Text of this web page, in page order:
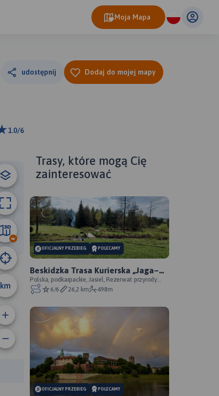
Moja Mapa
udostępnij Dodaj do mojej mapy
1.0/6
km
km
trasy:
Trasy, które mogą Cię
zainteresować
OFICJALNY PRZEBIEG POLECAMY
Beskidzka Trasa Kurierska „Jaga–
Kora”
Polska, podkarpackie, Jasiel, Rezerwat przyrody
Źródliska Jasiołki, Jaśliski Park Krajobrazowy, powi
6/6 26,2 km 498m
OFICJALNY PRZEBIEG POLECAMY